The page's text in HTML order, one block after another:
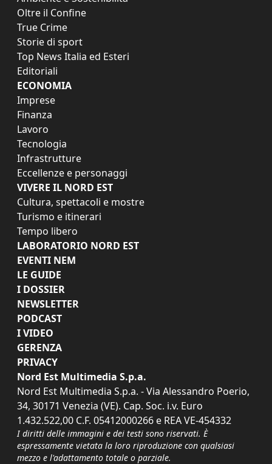
Oltre il Confine
True Crime
Storie di sport
Top News Italia ed Esteri
Editoriali
ECONOMIA
Imprese
Finanza
Lavoro
Tecnologia
Infrastrutture
Eccellenze e personaggi
VIVERE IL NORD EST
Cultura, spettacoli e mostre
Turismo e itinerari
Tempo libero
LABORATORIO NORD EST
EVENTI NEM
LE GUIDE
I DOSSIER
NEWSLETTER
PODCAST
I VIDEO
GERENZA
PRIVACY
Nord Est Multimedia S.p.a.
Nord Est Multimedia S.p.a. - Via Alessandro Poerio,
34, 30171 Venezia (VE). Cap. Soc. i.v. Euro
1.432.522,00 C.F. 05412000266 e REA VE-454332
I diritti delle immagini e dei testi sono riservati. È
espressamente vietata la loro riproduzione con qualsiasi
mezzo e l'adattamento totale o parziale.